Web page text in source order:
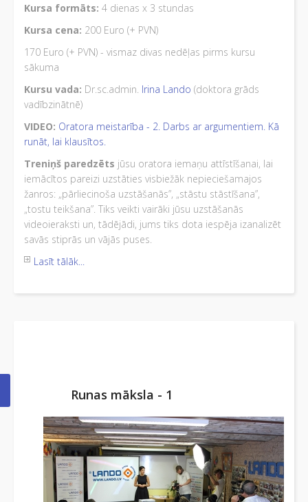
Kursa formāts: 4 dienas x 3 stundas
Kursa cena: 200 Euro (+ PVN)
170 Euro (+ PVN) - vismaz divas nedēļas pirms kursu
sākuma
Kursu vada: Dr.sc.admin. Irina Lando (doktora grāds
vadībzinātnē)
VIDEO: Oratora meistarība - 2. Darbs ar argumentiem. Kā
runāt, lai klausītos.
Treniņš paredzēts jūsu oratora iemaņu attīstīšanai, lai
iemācītos pareizi uzstāties visbiežāk nepieciešamajos
žanros: „pārliecinoša uzstāšanās”, „stāstu stāstīšana”,
„tostu teikšana”. Tiks veikti vairāki jūsu uzstāšanās
videoieraksti un, tādējādi, jums tiks dota iespēja izanalizēt
savās stiprās un vājās puses.
Lasīt tālāk...
Runas māksla - 1